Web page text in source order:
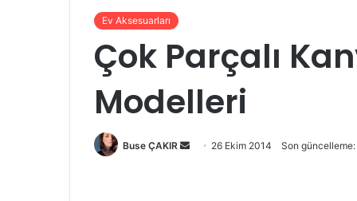
Ev Aksesuarları
Çok Parçalı
Modelleri
Buse ÇAKIR 26 Ekim 2014 Son